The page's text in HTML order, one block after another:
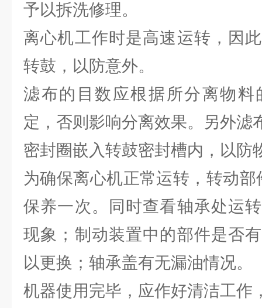
予以拆洗修理。
离心机工作时是高速运转，因
转鼓，以防意外。
滤布的目数应根据所分离物料
定，否则影响分离效果。另外滤
密封圈嵌入转鼓密封槽内，以防
为确保离心机正常运转，转动
保养一次。同时查看轴承处运
现象；制动装置中的部件是否
以更换；轴承盖有无漏油情况。
机器使用完毕，应作好清洁工作